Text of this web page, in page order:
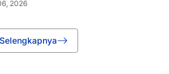
2026
Selengkapnya